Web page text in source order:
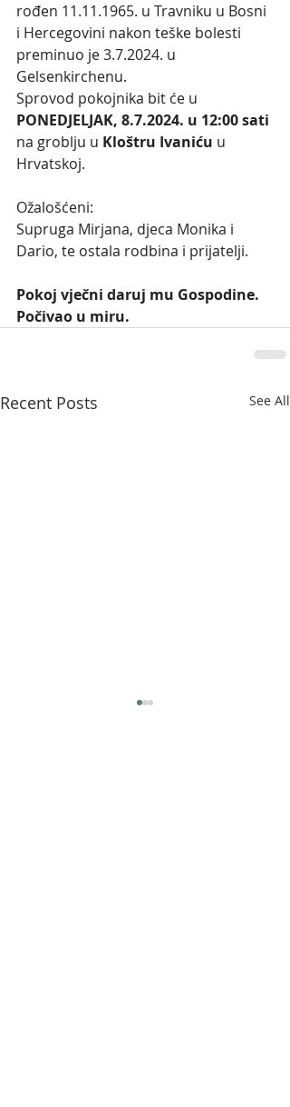
rođen 11.11.1965. u Travniku u Bosni
i Hercegovini nakon teške bolesti
preminuo je 3.7.2024. u
Gelsenkirchenu.
Sprovod pokojnika bit će u
PONEDJELJAK, 8.7.2024. u 12:00 sati
na groblju u Kloštru Ivaniću u
Hrvatskoj.
Ožalošćeni:
Supruga Mirjana, djeca Monika i
Dario, te ostala rodbina i prijatelji.
Pokoj vječni daruj mu Gospodine.
Počivao u miru.
Recent Posts See All